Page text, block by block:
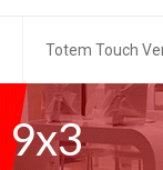
Totem Touch
9x3